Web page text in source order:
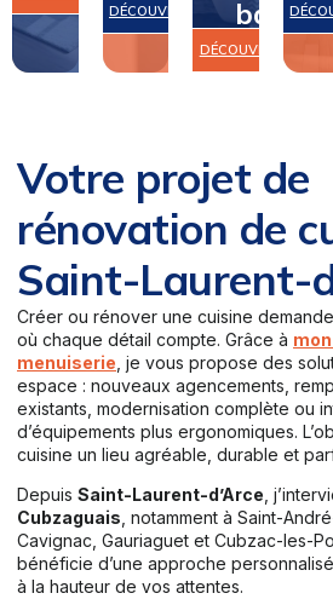
DÉCOUVRIR
bain
DÉCOUVRIR
Votre projet de
rénovation de
Saint-Laurent-
Créer ou rénover une cuisine
où chaque détail compte. Grâce à
menuiserie , je vous propose des
espace : nouveaux agencements,
existants, modernisation complète ou
d’équipements plus ergonomiques.
cuisine un lieu agréable, durable et
Depuis Saint-Laurent-d’Arce ,
Cubzaguais , notamment à Saint-
Cavignac, Gauriaguet et Cubzac-les-
bénéficie d’une approche
à la hauteur de vos attentes.